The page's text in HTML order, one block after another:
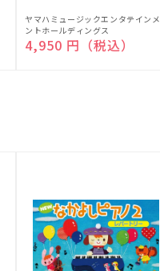
販
売
元:
ヤマハミュージックエンタテインメ
ントホールディングス
通常価格
4,950 円（税込）